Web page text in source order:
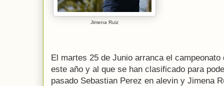
Jimena Ruiz
El martes 25 de Junio arranca el
este año y al que se han clasificado para
pasado Sebastian Perez en alevin y Jimena